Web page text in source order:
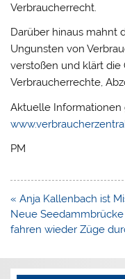
Verbraucherrecht.
Darüber hinaus mahnt
Ungunsten von
verstoßen und klärt
Verbraucherrechte,
Aktuelle Informationen
PM
Beitragsnavigation
« Anja Kallenbach ist
Neue
fahren wieder Züge